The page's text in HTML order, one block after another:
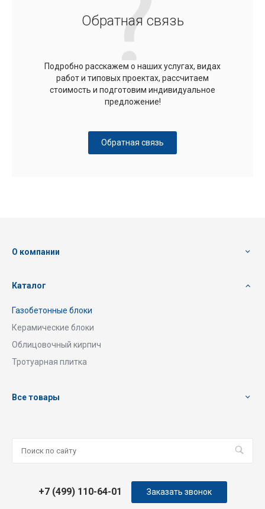
Обратная связь
Подробно расскажем о наших услугах, видах
работ и типовых проектах, рассчитаем
стоимость и подготовим индивидуальное
предложение!
Обратная связь
О компании
Каталог
Газобетонные блоки
Керамические блоки
Облицовочный кирпич
Тротуарная плитка
Все товары
+7 (499) 110-64-01 Заказать звонок